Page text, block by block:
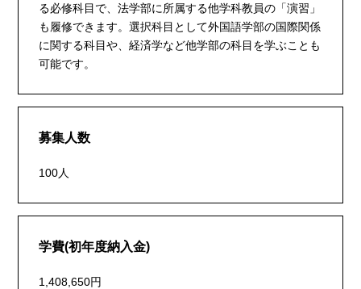
る必修科目で、法学部に所属する他学科教員の「演習」
も履修できます。選択科目として外国語学部の国際関係
に関する科目や、経済学など他学部の科目を学ぶことも
可能です。
募集人数
100人
学費(初年度納入金)
1,408,650円